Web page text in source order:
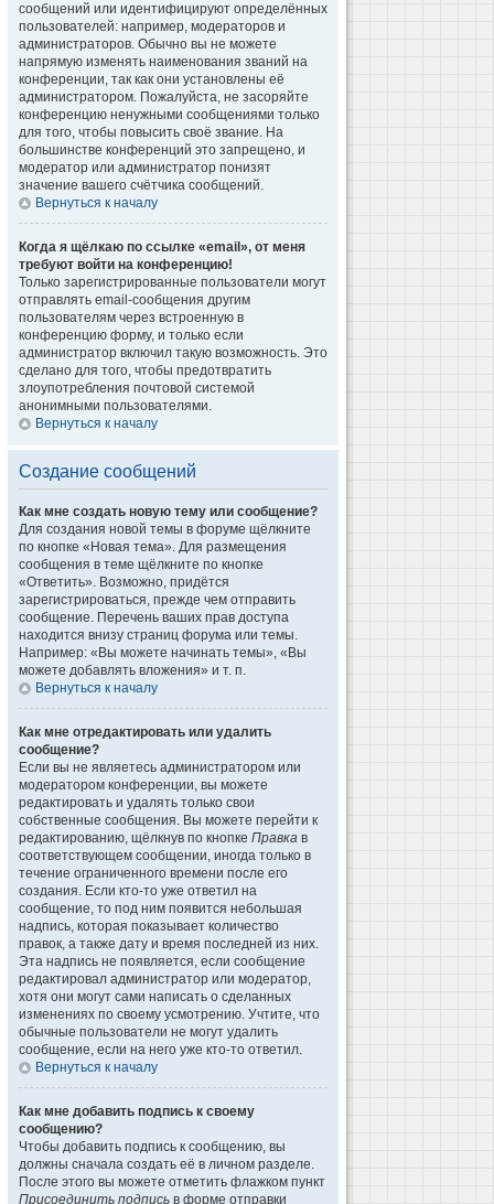
сообщений или идентифицируют определённых
пользователей: например, модераторов и
администраторов. Обычно вы не можете
напрямую изменять наименования званий на
конференции, так как они установлены её
администратором. Пожалуйста, не засоряйте
конференцию ненужными сообщениями только
для того, чтобы повысить своё звание. На
большинстве конференций это запрещено, и
модератор или администратор понизят
значение вашего счётчика сообщений.
Вернуться к началу
Когда я щёлкаю по ссылке «email», от меня
требуют войти на конференцию!
Только зарегистрированные пользователи могут
отправлять email-сообщения другим
пользователям через встроенную в
конференцию форму, и только если
администратор включил такую возможность. Это
сделано для того, чтобы предотвратить
злоупотребления почтовой системой
анонимными пользователями.
Вернуться к началу
Создание сообщений
Как мне создать новую тему или сообщение?
Для создания новой темы в форуме щёлкните
по кнопке «Новая тема». Для размещения
сообщения в теме щёлкните по кнопке
«Ответить». Возможно, придётся
зарегистрироваться, прежде чем отправить
сообщение. Перечень ваших прав доступа
находится внизу страниц форума или темы.
Например: «Вы можете начинать темы», «Вы
можете добавлять вложения» и т. п.
Вернуться к началу
Как мне отредактировать или удалить
сообщение?
Если вы не являетесь администратором или
модератором конференции, вы можете
редактировать и удалять только свои
собственные сообщения. Вы можете перейти к
редактированию, щёлкнув по кнопке Правка в
соответствующем сообщении, иногда только в
течение ограниченного времени после его
создания. Если кто-то уже ответил на
сообщение, то под ним появится небольшая
надпись, которая показывает количество
правок, а также дату и время последней из них.
Эта надпись не появляется, если сообщение
редактировал администратор или модератор,
хотя они могут сами написать о сделанных
изменениях по своему усмотрению. Учтите, что
обычные пользователи не могут удалить
сообщение, если на него уже кто-то ответил.
Вернуться к началу
Как мне добавить подпись к своему
сообщению?
Чтобы добавить подпись к сообщению, вы
должны сначала создать её в личном разделе.
После этого вы можете отметить флажком пункт
Присоединить подпись в форме отправки